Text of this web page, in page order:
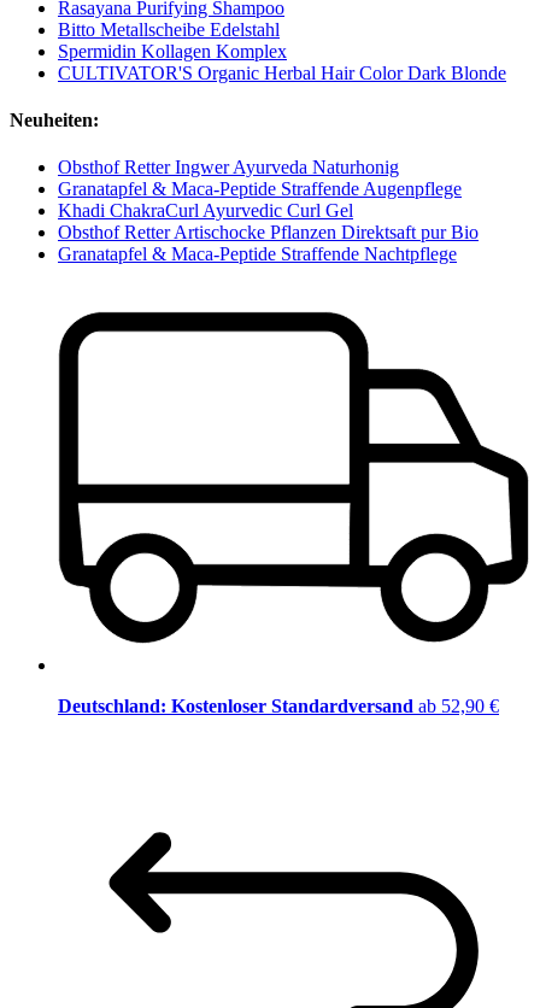
Rasayana Purifying Shampoo
Bitto Metallscheibe Edelstahl
Spermidin Kollagen Komplex
CULTIVATOR'S Organic Herbal Hair Color Dark Blonde
Neuheiten:
Obsthof Retter Ingwer Ayurveda Naturhonig
Granatapfel & Maca-Peptide Straffende Augenpflege
Khadi ChakraCurl Ayurvedic Curl Gel
Obsthof Retter Artischocke Pflanzen Direktsaft pur Bio
Granatapfel & Maca-Peptide Straffende Nachtpflege
Deutschland: Kostenloser Standardversand ab 52,90 €